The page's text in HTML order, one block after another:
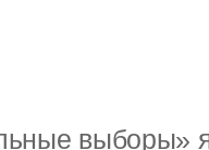
выборы»